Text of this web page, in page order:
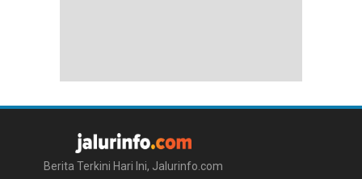
Berita Terkini Hari Ini, Jalurinfo.com